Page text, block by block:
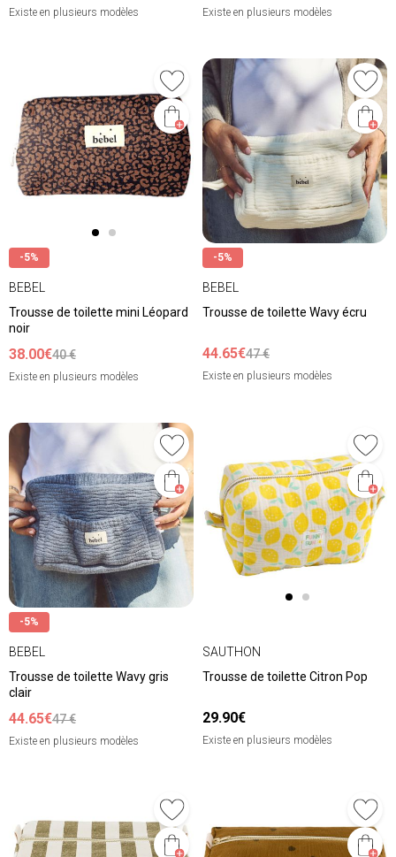
Existe en plusieurs modèles Existe en plusieurs modèles
-5%
BEBEL
Trousse de toilette mini Léopard
noir
38.00€40 €
Existe en plusieurs modèles
-5%
BEBEL
Trousse de toilette Wavy écru
44.65€47 €
Existe en plusieurs modèles
-5%
BEBEL
Trousse de toilette Wavy gris
clair
44.65€47 €
Existe en plusieurs modèles
SAUTHON
Trousse de toilette Citron Pop
29.90€
Existe en plusieurs modèles